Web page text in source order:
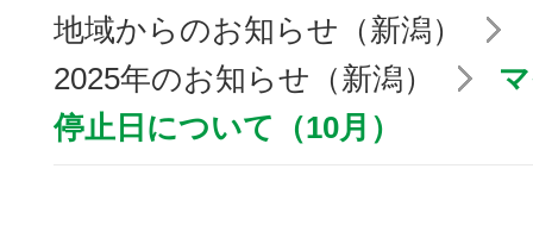
地域からのお知らせ（新潟）
2025年のお知らせ（新潟）
停止日について（10月）